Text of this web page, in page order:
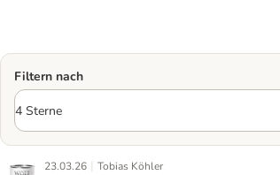
Filtern nach
23.03.26 | Tobias Köhler